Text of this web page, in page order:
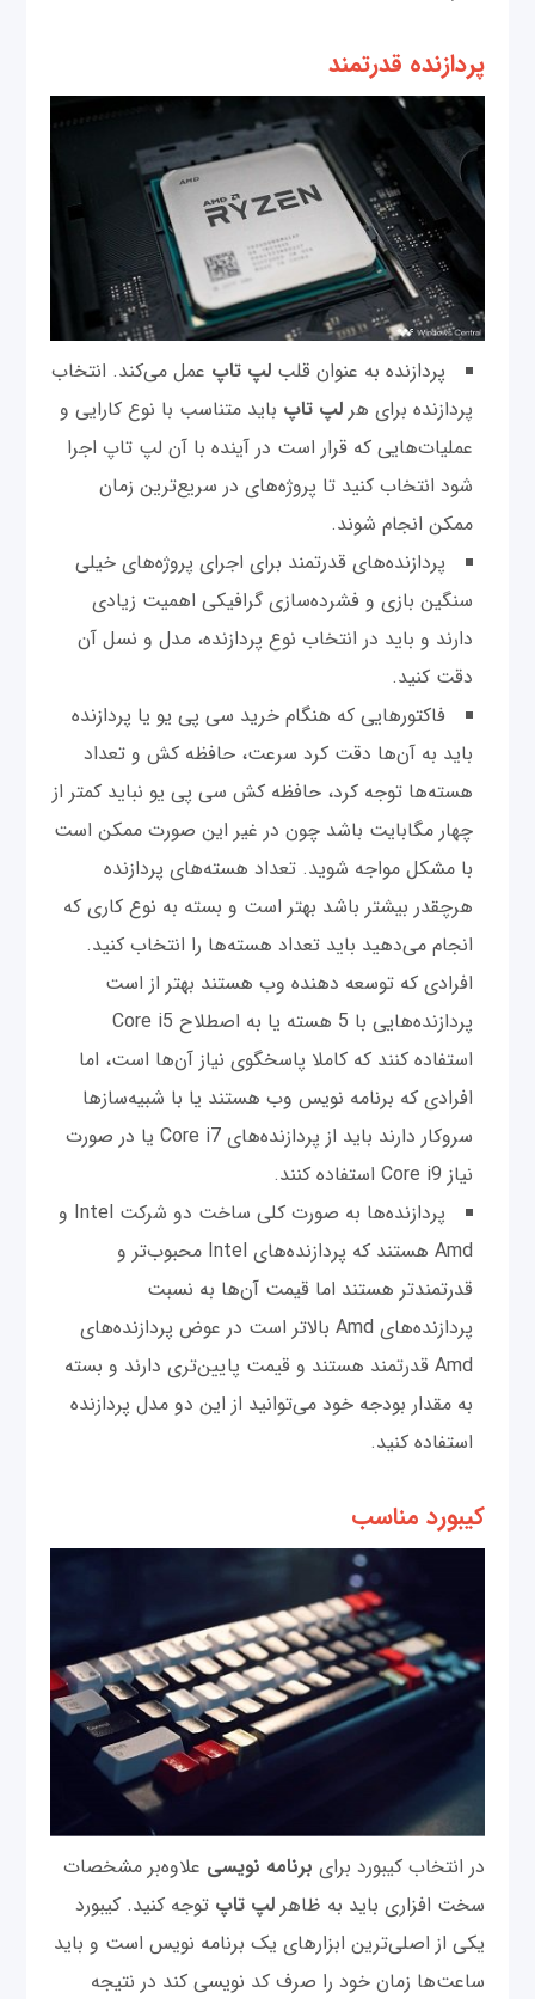
پردازنده قدرتمند
پردازنده به عنوان قلبلپ تاپ عمل می‌کند. انتخاب
پردازنده برای هر لپ تاپ باید متناسب با نوع کارایی و
عملیات‌هایی که قرار است در آینده با آن لپ تاپ اجرا
شود انتخاب کنید تا پروژه‌های در سریع‌ترین زمان
ممکن انجام شوند.
پردازنده‌های قدرتمند برای اجرای پروژ‌ه‌های خیلی
سنگین بازی و فشرده‌سازی گرافیکی اهمیت زیادی
دارند و باید در انتخاب نوع پردازنده، مدل و نسل آن
دقت کنید.
فاکتورهایی که هنگام خرید سی پی یو یا پردازنده
باید به آن‌ها دقت کرد سرعت، حافظه کش و تعداد
هسته‌ها توجه کرد، حافظه کش سی پی یو نباید کمتر از
چهار مگابایت باشد چون در غیر این صورت ممکن است
با مشکل مواجه شوید. تعداد هسته‌های پردازنده
هرچقدر بیشتر باشد بهتر است و بسته به نوع کاری که
انجام می‌دهید باید تعداد هسته‌ها را انتخاب کنید.
افرادی که توسعه دهنده وب هستند بهتر از است
پردازنده‌هایی با 5 هسته یا به اصطلاح Core i5
استفاده کنند که کاملا پاسخگوی نیاز آن‌ها است،‌ اما
افرادی که برنامه نویس وب هستند یا با شبیه‌ساز‌ها
سروکار دارند باید از پردازنده‌های Core i7 یا در صورت
نیاز Core i9 استفاده کنند.
پردازنده‌ها به صورت کلی ساخت دو شرکت Intel و
Amd هستند که پردازنده‌های Intel محبوب‌تر و
قدرتمندتر هستند اما قیمت آن‌ها به نسبت
پردازنده‌های Amd بالاتر است در عوض پردازنده‌های
Amd قدرتمند هستند و قیمت پایین‌تری دارند و بسته
به مقدار بودجه خود می‌توانید از این دو مدل پردازنده
استفاده کنید.
کیبورد مناسب
در انتخاب کیبورد برای برنامه نویسی علاوه‌بر مشخصات
سخت افزاری باید به ظاهرلپ تاپتوجه کنید. کیبورد
یکی از اصلی‌ترین ابزارهای یک برنامه نویس است و باید
ساعت‌ها زمان خود را صرف کد نویسی کند در نتیجه